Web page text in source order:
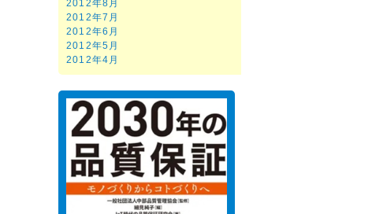
2012年8月
2012年7月
2012年6月
2012年5月
2012年4月